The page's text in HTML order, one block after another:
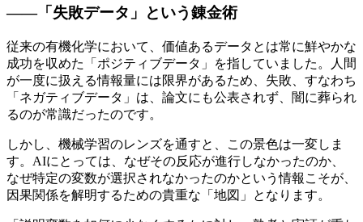
——「失敗データ」という錬金術
従来の有機化学において、価値あるデータとは常に鮮やかな
成功を収めた「ポジティブデータ」を指していました。人間
が一度に扱える情報量には限界があるため、失敗、すなわち
「ネガティブデータ」は、論文にも公表されず、闇に葬られ
るのが常識だったのです。
しかし、機械学習のレンズを通すと、この景色は一変しま
す。AIにとっては、なぜその反応が進行しなかったのか、
なぜ特定の変数が選択されなかったのかという情報こそが、
因果関係を解明するための貴重な「地図」となります。